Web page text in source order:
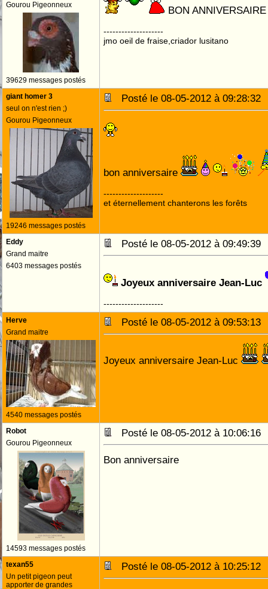
Gourou Pigeonneux
39629 messages postés
BON
--------------------
jmo oeil de fraise,criador lusitano
giant homer 3
seul on n'est rien ;)
Gourou Pigeonneux
19246 messages postés
Posté le 08-05-2012 à
bon anniversaire
--------------------
et éternellement chanterons les forêts
Eddy
Grand maitre
6403 messages postés
Posté le 08-05-2012 à
Joyeux anniversaire Jean-Luc
--------------------
Herve
Grand maitre
4540 messages postés
Posté le 08-05-2012 à
Joyeux anniversaire Jean-Luc
Robot
Gourou Pigeonneux
14593 messages postés
Posté le 08-05-2012 à
Bon anniversaire
texan55
Un petit pigeon peut
apporter de grandes
Posté le 08-05-2012 à